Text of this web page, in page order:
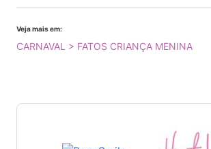
Veja mais em:
CARNAVAL > FATOS CRIANÇA MENINA